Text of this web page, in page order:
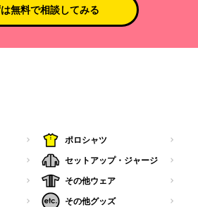
は無料で相談してみる
ポロシャツ
セットアップ・ジャージ
その他ウェア
その他グッズ